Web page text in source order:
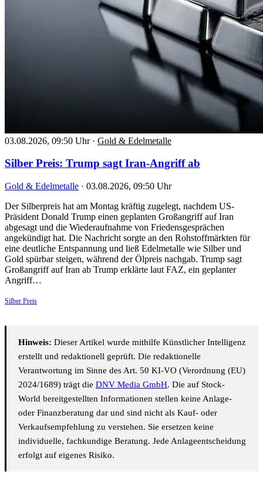
03.08.2026, 09:50 Uhr · Gold & Edelmetalle
Silber Preis: Trump sagt Iran-Angriff ab
Gold & Edelmetalle · 03.08.2026, 09:50 Uhr
Der Silberpreis hat am Montag kräftig zugelegt, nachdem US-
Präsident Donald Trump einen geplanten Großangriff auf Iran
abgesagt und die Wiederaufnahme von Friedensgesprächen
angekündigt hat. Die Nachricht sorgte an den Rohstoffmärkten für
eine deutliche Entspannung und ließ Edelmetalle wie Silber und
Gold spürbar steigen, während der Ölpreis nachgab. Trump sagt
Großangriff auf Iran ab Trump erklärte laut FAZ, ein geplanter
Angriff…
Silber Preis
Hinweis: Dieser Artikel wurde mithilfe Künstlicher Intelligenz
erstellt und redaktionell geprüft. Die redaktionelle
Verantwortung im Sinne des Art. 50 KI-VO (Verordnung (EU)
2024/1689) trägt die DNV Media GmbH. Die auf Stock-
World bereitgestellten Informationen stellen keine Anlage-
oder Finanzberatung dar und sind nicht als Kauf- oder
Verkaufsempfehlung zu verstehen. Sie ersetzen keine
individuelle, fachkundige Beratung. Jede Anlageentscheidung
erfolgt auf eigenes Risiko.